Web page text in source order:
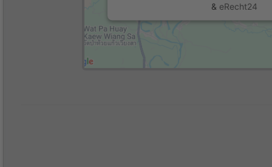
& eRecht24